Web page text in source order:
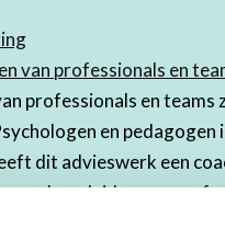
van professionals en
professionals en
en pedagogen
dit advieswerk een
en begeleiden van
oplossingsgericht